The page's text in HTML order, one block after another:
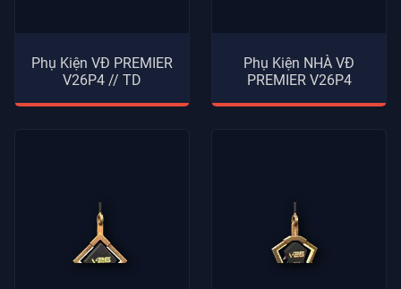
Phụ Kiện VĐ PREMIER
V26P4 // TD
Phụ Kiện NHÀ VĐ
PREMIER V26P4